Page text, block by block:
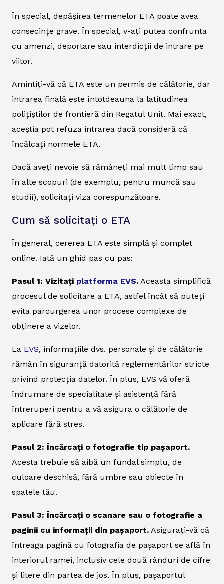
În special, depășirea termenelor ETA poate avea
consecințe grave. În special, v-ați putea confrunta
cu amenzi, deportare sau interdicții de intrare pe
viitor.
Amintiți-vă că ETA este un permis de călătorie, dar
intrarea finală este întotdeauna la latitudinea
polițiștilor de frontieră din Regatul Unit. Mai exact,
aceștia pot refuza intrarea dacă consideră că
încălcați normele ETA.
Dacă aveți nevoie să rămâneți mai mult timp sau
în alte scopuri (de exemplu, pentru muncă sau
studii), solicitați viza corespunzătoare.
Cum să solicitați o ETA
În general, cererea ETA este simplă și complet
online. Iată un ghid pas cu pas:
Pasul 1: Vizitați platforma EVS. Aceasta simplifică
procesul de solicitare a ETA, astfel încât să puteți
evita parcurgerea unor procese complexe de
obținere a vizelor.
La EVS, informațiile dvs. personale și de călătorie
rămân în siguranță datorită reglementărilor stricte
privind protecția datelor. În plus, EVS vă oferă
îndrumare de specialitate și asistență fără
întreruperi pentru a vă asigura o călătorie de
aplicare fără stres.
Pasul 2: Încărcați o fotografie tip pașaport.
Acesta trebuie să aibă un fundal simplu, de
culoare deschisă, fără umbre sau obiecte în
spatele tău.
Pasul 3: Încărcați o scanare sau o fotografie a
paginii cu informații din pașaport. Asigurați-vă că
întreaga pagină cu fotografia de pașaport se află în
interiorul ramei, inclusiv cele două rânduri de cifre
și litere din partea de jos. În plus, pașaportul